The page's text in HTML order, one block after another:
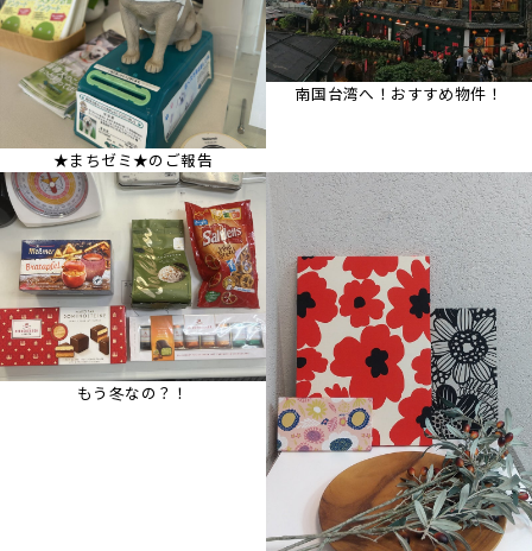
★まちゼミ★のご報告
南国台湾へ！おすすめ物件！
もう冬なの？！